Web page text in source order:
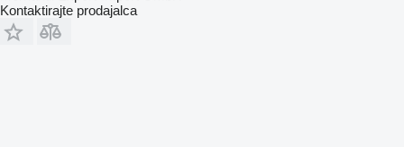
Kontaktirajte prodajalca